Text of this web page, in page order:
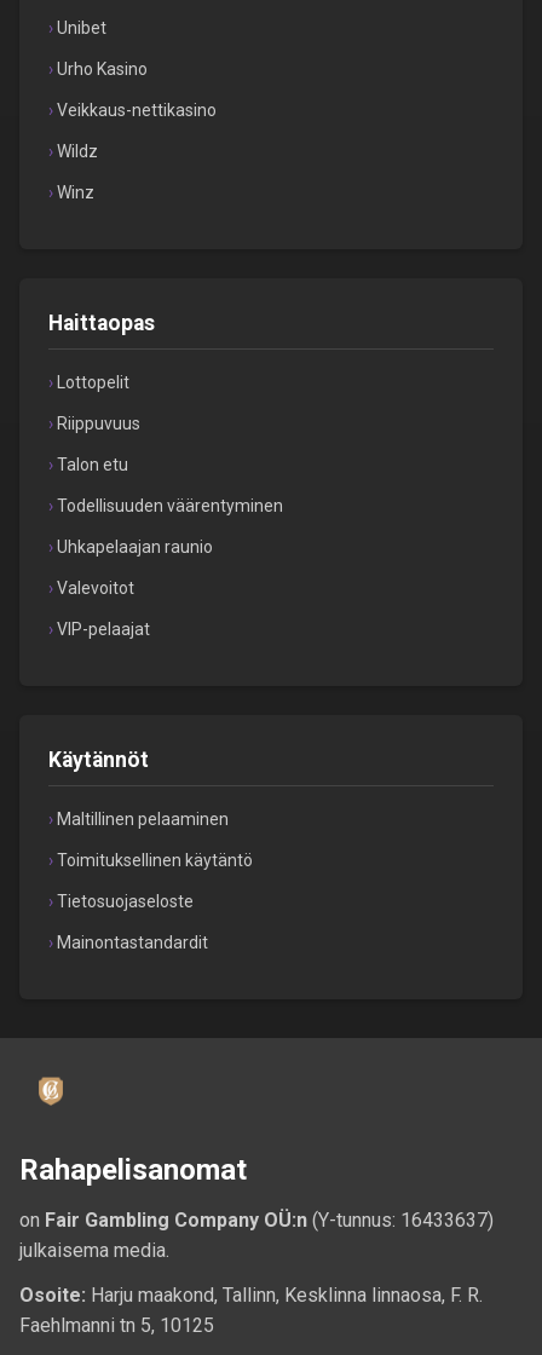
Unibet
Urho Kasino
Veikkaus-nettikasino
Wildz
Winz
Haittaopas
Lottopelit
Riippuvuus
Talon etu
Todellisuuden väärentyminen
Uhkapelaajan raunio
Valevoitot
VIP-pelaajat
Käytännöt
Maltillinen pelaaminen
Toimituksellinen käytäntö
Tietosuojaseloste
Mainontastandardit
Rahapelisanomat
on Fair Gambling Company OÜ:n (Y-tunnus: 16433637)
julkaisema media.
Osoite: Harju maakond, Tallinn, Kesklinna linnaosa, F. R.
Faehlmanni tn 5, 10125